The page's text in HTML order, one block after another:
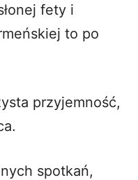
fety i
to po
przyjemność,
spotkań,